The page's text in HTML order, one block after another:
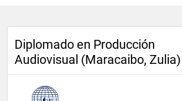
Diplomado en Producción
Audiovisual (Maracaibo, Zulia)